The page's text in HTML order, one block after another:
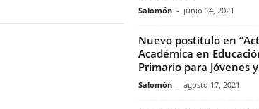
Salomón - junio 14, 2021
Nuevo postítulo en
Académica en
Primario para Jóvenes
Salomón - agosto 17, 2021